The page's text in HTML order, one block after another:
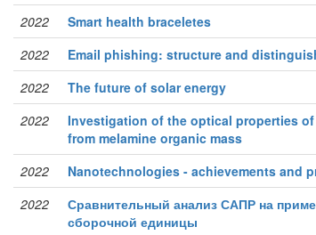
2022
Smart health braceletes
2022
Email phishing: structure and
2022
The future of solar energy
2022
Investigation of the optical properties
from melamine organic mass
2022 Nanotechnologies - achievements and
2022
Сравнительный анализ САПР на
сборочной единицы